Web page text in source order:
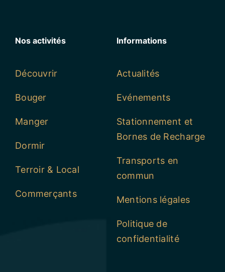
Nos activités
Découvrir
Bouger
Manger
Dormir
Terroir & Local
Commerçants
Informations
Actualités
Evénements
Stationnement et
Bornes de Recharge
Transports en
commun
Mentions légales
Politique de
confidentialité